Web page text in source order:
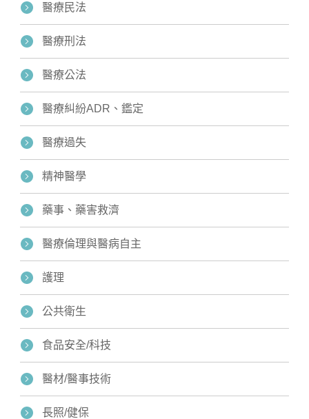
醫療民法
醫療刑法
醫療公法
醫療糾紛ADR、鑑定
醫療過失
精神醫學
藥事、藥害救濟
醫療倫理與醫病自主
護理
公共衛生
食品安全/科技
醫材/醫事技術
長照/健保